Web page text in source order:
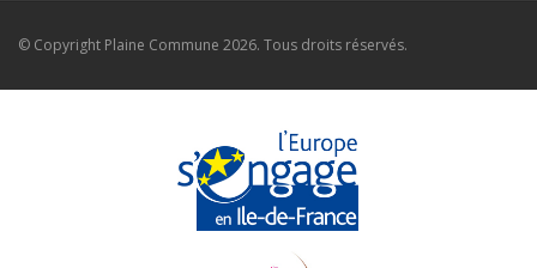
© Copyright Plaine Commune 2026. Tous droits réservés.